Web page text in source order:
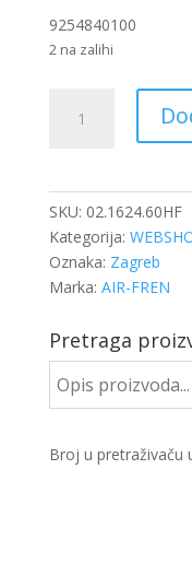
9254840100
2 na zalihi
CILINDAR
SKU: 02.1624.60HF
Kategorija:
Oznaka: Zagreb
Marka: AIR-FREN
Pretraga
Broj u pretraživaču